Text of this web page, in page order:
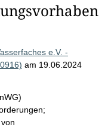
e.V. -
am 19.06.2024